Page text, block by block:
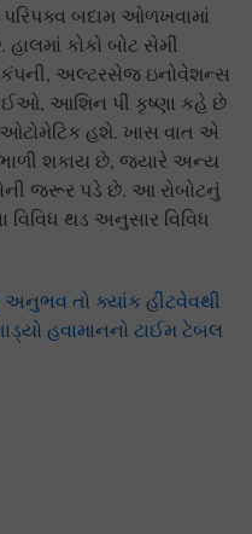
પરિપક્વ બદામ ઓળખવામાં
કોકો બોટ સેમી
અલ્ટરસેજ ઇનોવેશન્સ
આશિન પી કૃષ્ણા કહે છે
હશે. ખાસ વાત એ
શકાય છે, જ્યારે અન્ય
જરૂર પડે છે. આ રોબોટનું
થડ અનુસાર વિવિધ
અનુભવ તો ક્યાંક હીટવેવથી
હવામાનનો ટાઈમ ટેબલ